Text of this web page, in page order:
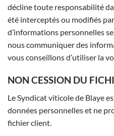
décline toute responsabilité
été interceptés ou modifiés
d’informations personnelles
nous communiquer des
vous conseillons d’utiliser la
NON CESSION DU
Le Syndicat viticole de Blaye
données personnelles et ne
fichier client.